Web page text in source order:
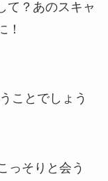
ことでしょう
っそりと会う